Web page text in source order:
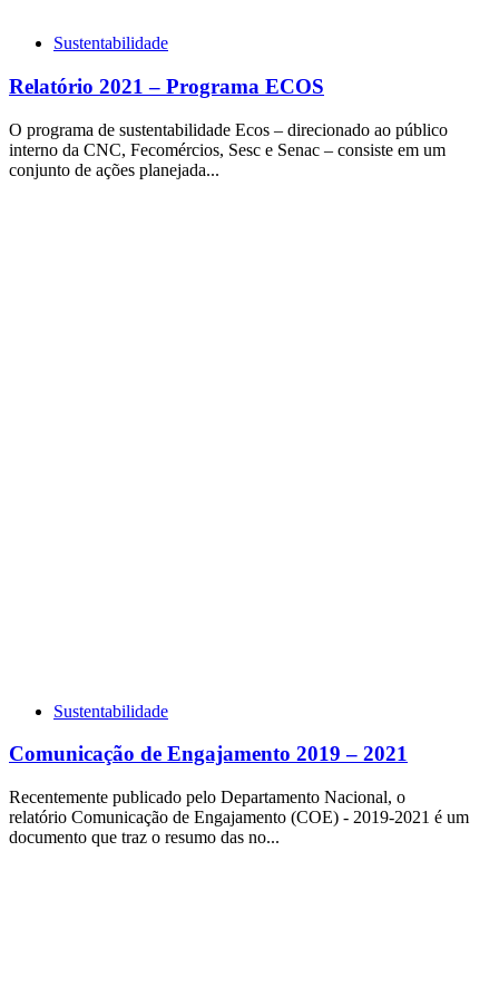
Sustentabilidade
Relatório 2021 – Programa ECOS
O programa de sustentabilidade Ecos – direcionado ao público
interno da CNC, Fecomércios, Sesc e Senac – consiste em um
conjunto de ações planejada...
Sustentabilidade
Comunicação de Engajamento 2019 – 2021
Recentemente publicado pelo Departamento Nacional, o
relatório Comunicação de Engajamento (COE) - 2019-2021 é um
documento que traz o resumo das no...